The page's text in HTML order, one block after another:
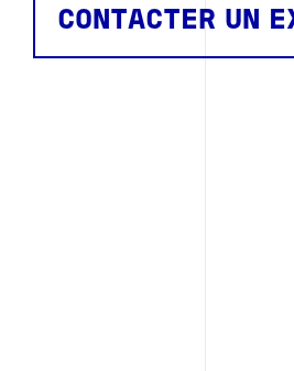
CONTACTER UN